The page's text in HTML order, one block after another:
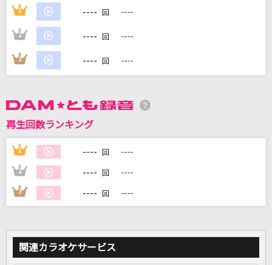
DAMの新曲・ランキングなど
DAMに会員登録・ログインして
カラオケをもっと楽しもう！
1 ---- 回 ----
2 ---- 回 ----
3 ---- 回 ----
再生回数ランキング
1 ---- 回 ----
2 ---- 回 ----
3 ---- 回 ----
関連カラオケサービス